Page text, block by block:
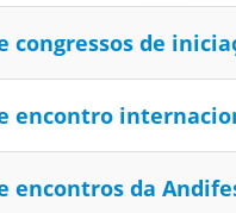
congressos de
encontro
encontros da